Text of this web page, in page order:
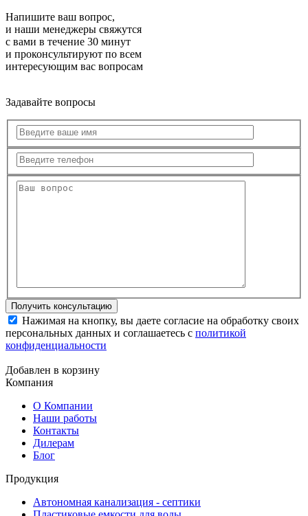
Напишите ваш вопрос,
и наши менеджеры свяжутся
с вами в течение 30 минут
и проконсультируют по всем
интересующим вас вопросам
Задавайте вопросы
Нажимая на кнопку, вы даете согласие на обработку своих
персональных данных и соглашаетесь с политикой
конфиденциальности
Добавлен в корзину
Компания
О Компании
Наши работы
Контакты
Дилерам
Блог
Продукция
Автономная канализация - септики